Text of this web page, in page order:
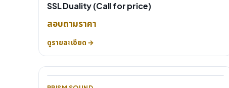
SSL Duality (Call for price)
สอบถามราคา
ดูรายละเอียด →